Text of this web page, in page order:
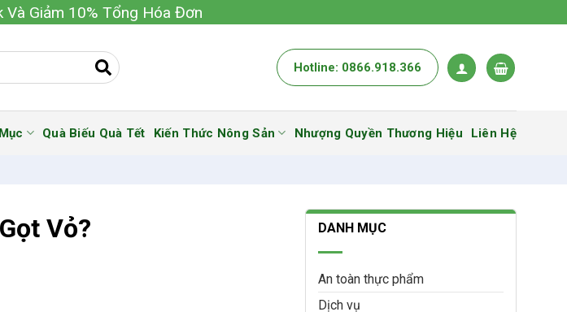
Và Giảm 10% Tổng Hóa Đơn
Hotline: 0866.918.366
Quà Biếu Quà Tết Kiến Thức Nông Sản Nhượng Quyền Thương Hiệu Liên Hệ
Vỏ? DANH MỤC
An toàn thực phẩm
Dịch vụ